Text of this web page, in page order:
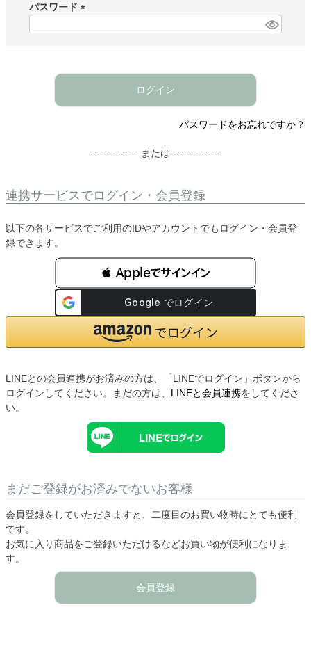
)
パスワード
ログイン
パスワードをお忘れですか？
-------------- または --------------
連携サービスでログイン・会員登録
以下の各サービスでご利用のIDやアカウントでもログイン・会員登
録できます。
 Appleでサインイン
LINEとの会員連携がお済みの方は、「LINEでログイン」ボタンから
ログインしてください。まだの方は、 LINEと会員連携をしてくださ
い。
まだご登録がお済みでないお客様
会員登録をしていただきますと、二度目のお買い物時にとても便利
です。
お気に入り商品をご登録いただけるなどお買い物が便利になりま
す。
会員登録